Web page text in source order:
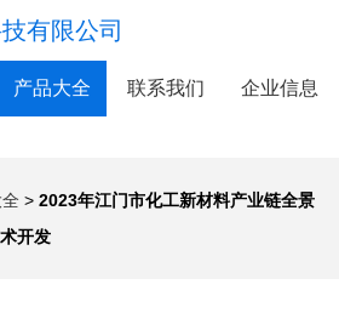
有限公司
产品大全 联系我们 企业信息
> 2023年江门市化工新材料产业链全景
开发